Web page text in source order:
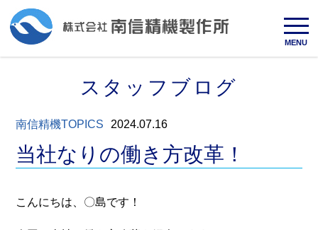
MENU
スタッフブログ
南信精機TOPICS 2024.07.16
当社なりの働き方改革！
こんにちは、〇島です！